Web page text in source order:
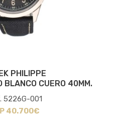
PHILIPPE
BLANCO CUERO 40MM.
5226G-001
40.700€